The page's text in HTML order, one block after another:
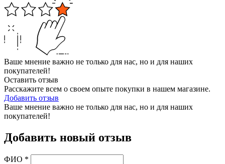
Ваше мнение важно не только для нас, но и для наших
покупателей!
Оставить отзыв
Расскажите всем о своем опыте покупки в нашем магазине.
Добавить отзыв
Ваше мнение важно не только для нас, но и для наших
покупателей!
Добавить новый отзыв
ФИО *